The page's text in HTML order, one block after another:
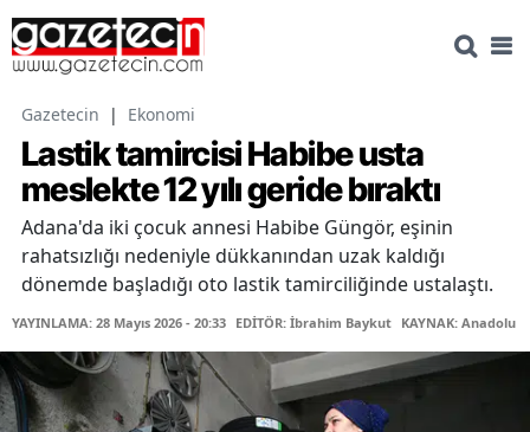
Gazetecin | Ekonomi
Lastik tamircisi Habibe usta
meslekte 12 yılı geride bıraktı
Adana'da iki çocuk annesi Habibe Güngör, eşinin
rahatsızlığı nedeniyle dükkanından uzak kaldığı
dönemde başladığı oto lastik tamirciliğinde ustalaştı.
YAYINLAMA: 28 Mayıs 2026 - 20:33 EDİTÖR: İbrahim Baykut KAYNAK: Anadolu